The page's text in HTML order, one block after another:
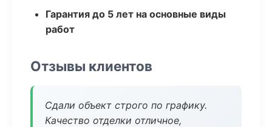
Гарантия до 5 лет на основные виды
работ
Отзывы клиентов
Сдали объект строго по графику.
Качество отделки отличное,